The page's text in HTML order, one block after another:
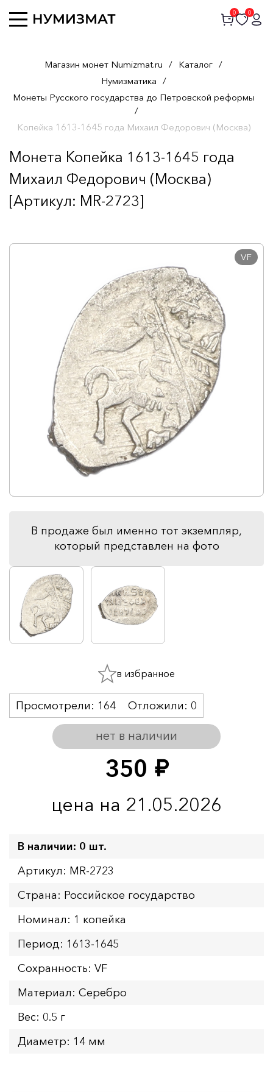
0 0
Магазин монет Numizmat.ru / Каталог /
Нумизматика /
Монеты Русского государства до Петровской реформы
/
Копейка 1613-1645 года Михаил Федорович (Москва)
Монета Копейка 1613-1645 года
Михаил Федорович (Москва)
[Артикул: MR-2723]
VF
В продаже был именно тот экземпляр,
который представлен на фото
350 руб.
цена на 21.05.2026
нет в наличии
Просмотрели: 164 Отложили: 0
в избранное
В наличии: 0 шт.
Артикул: MR-2723
Страна: Российское государство
Номинал: 1 копейка
Период: 1613-1645
Сохранность: VF
Материал: Серебро
Вес: 0.5 г
Диаметр: 14 мм